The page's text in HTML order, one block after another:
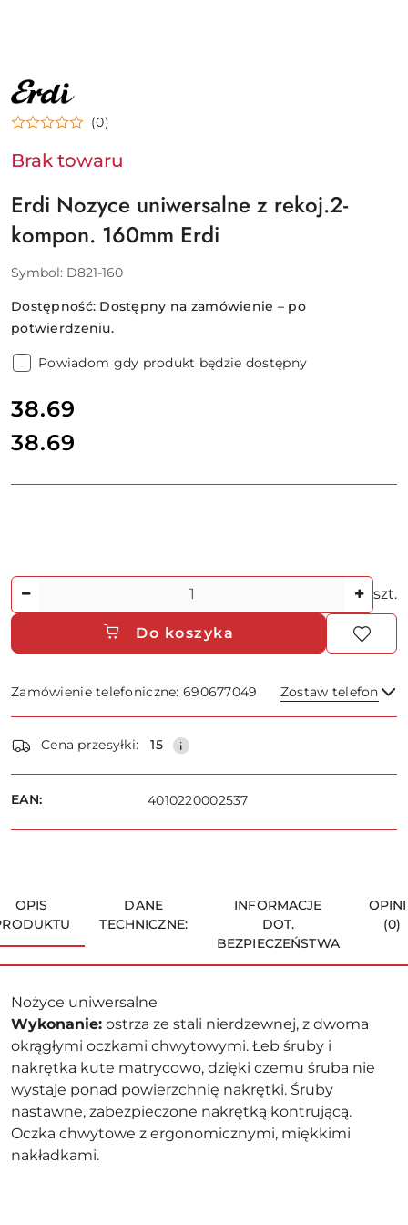
NAZWA
PRODUCENTA:
(0)
Brak towaru
Erdi Nozyce uniwersalne z rekoj.2-
kompon. 160mm Erdi
Symbol: D821-160
Dostępność: Dostępny na zamówienie – po
potwierdzeniu.
Powiadom gdy produkt będzie dostępny
cena:
38.69
Cena:
38.69
Ilość szt.
Do koszyka
Zamówienie telefoniczne: 690677049 Zostaw telefon
Wyślij
i
dostawa
Cena przesyłki: 15
EAN: 4010220002537
OPIS
DANE
TECHNICZNE:
INFORMACJE
DOT.
BEZPIECZEŃSTWA
(0)
Nożyce uniwersalne
Wykonanie: ostrza ze stali nierdzewnej, z dwoma
okrągłymi oczkami chwytowymi. Łeb śruby i
nakrętka kute matrycowo, dzięki czemu śruba nie
wystaje ponad powierzchnię nakrętki. Śruby
nastawne, zabezpieczone nakrętką kontrującą.
Oczka chwytowe z ergonomicznymi, miękkimi
nakładkami.